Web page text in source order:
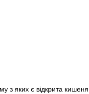
з яких є відкрита